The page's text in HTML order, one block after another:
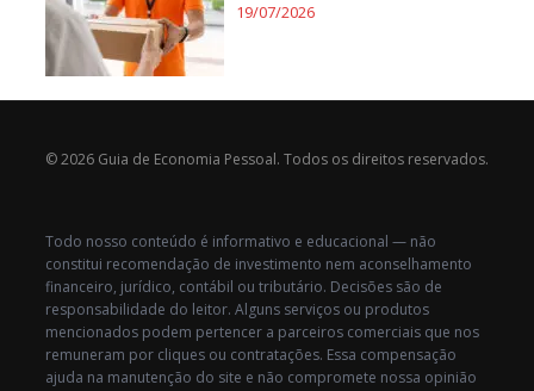
19/07/2026
© 2026 Guia de Economia Pessoal. Todos os direitos reservados.
Todo nosso conteúdo é informativo e educacional — não
constitui recomendação de investimento nem aconselhamento
financeiro, jurídico, contábil ou tributário. Decisões são de
responsabilidade do leitor. Alguns serviços ou produtos
mencionados podem pertencer a parceiros comerciais que nos
remuneram por cliques ou contratações. Essa compensação
ajuda na manutenção do site e não compromete nossa opinião